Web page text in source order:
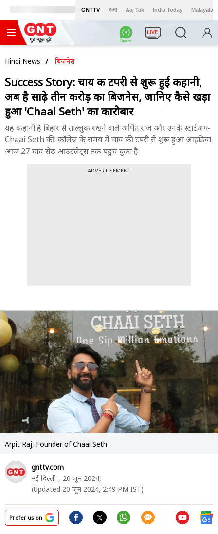
GNTTV বাংলা Aaj Tak India Today Malayalam
LIVE
Hindi News बिजनेस
Success Story: चाय की टपरी से शुरू हुई कहानी,
अब है साढ़े तीन करोड़ का बिजनेस, जानिए कैसे खड़ा
हुआ 'Chaai Seth' का कारोबार
यह कहानी है बिहार से ताल्लुक रखने वाले अर्पित राज और उनके स्टार्टअप-
Chaai Seth की. कॉलेज के समय में चाय की टपरी से शुरू हुआ आइडिया
आज 27 चाय सेठ आउटलेट्स तक पहुंच चुका है.
ADVERTISEMENT
Arpit Raj, Founder of Chaai Seth
gnttv.com
नई दिल्ली , 20 जून 2024,
(Updated 20 जून 2024, 2:49 PM IST)
Prefer us on